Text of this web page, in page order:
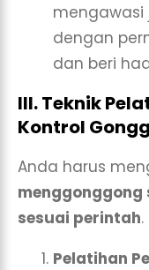
mengawasi
dengan
dan beri
III. Teknik
Kontrol
Anda harus
sesuai perintah.
Pelatihan